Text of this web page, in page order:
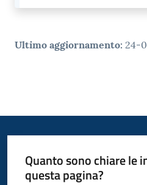
Ultimo aggiornamento: 24-
Quanto sono chiare le
questa pagina?